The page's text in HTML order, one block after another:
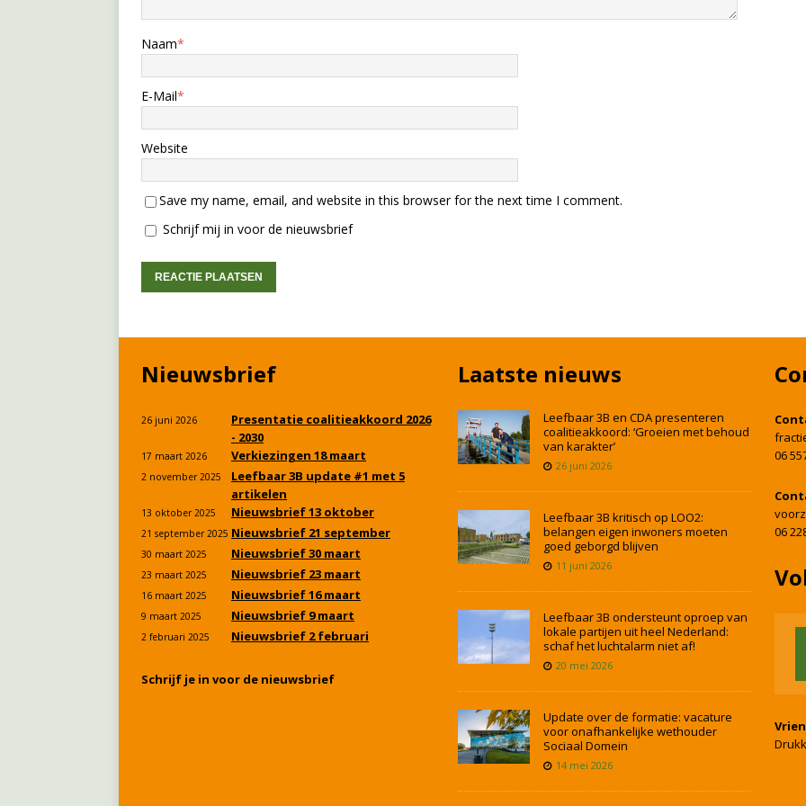
Naam*
E-Mail*
Website
Save my name, email, and website in this browser for the next time I comment.
Schrijf mij in voor de nieuwsbrief
Nieuwsbrief
26 juni 2026
Presentatie coalitieakkoord 2026
- 2030
17 maart 2026 Verkiezingen 18 maart
2 november 2025
Leefbaar 3B update #1 met 5
artikelen
13 oktober 2025 Nieuwsbrief 13 oktober
21 september 2025 Nieuwsbrief 21 september
30 maart 2025 Nieuwsbrief 30 maart
23 maart 2025 Nieuwsbrief 23 maart
16 maart 2025 Nieuwsbrief 16 maart
9 maart 2025 Nieuwsbrief 9 maart
2 februari 2025 Nieuwsbrief 2 februari
Schrijf je in voor de nieuwsbrief
Laatste nieuws
Leefbaar 3B en CDA presenteren
coalitieakkoord: ‘Groeien met behoud
van karakter’
26 juni 2026
Leefbaar 3B kritisch op LOO2:
belangen eigen inwoners moeten
goed geborgd blijven
11 juni 2026
Leefbaar 3B ondersteunt oproep van
lokale partijen uit heel Nederland:
schaf het luchtalarm niet af!
20 mei 2026
Update over de formatie: vacature
voor onafhankelijke wethouder
Sociaal Domein
14 mei 2026
06
06